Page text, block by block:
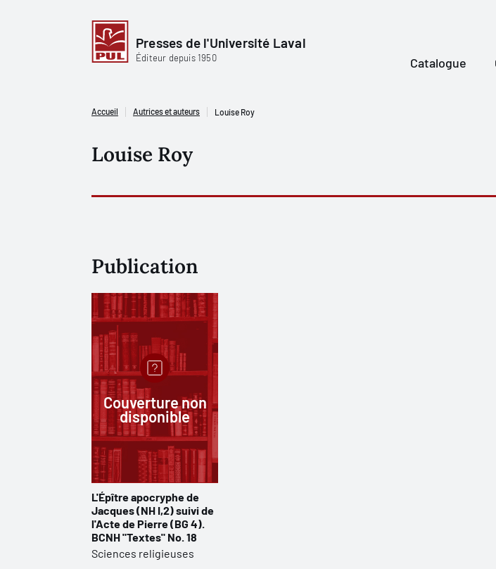
Presses de l'Université Laval
Éditeur depuis 1950 Catalogue
Accueil Autrices et auteurs Louise Roy
Louise Roy
Publication
Couverture non
disponible
L'Épître apocryphe de
Jacques (NH I,2) suivi de
l'Acte de Pierre (BG 4).
BCNH "Textes" No. 18
Sciences religieuses